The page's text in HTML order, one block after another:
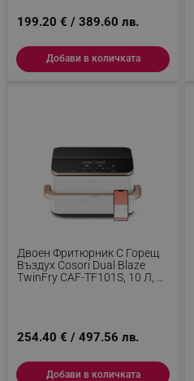
199.20 € / 389.60 лв.
Добави в количката
Двоен Фритюрник С Горещ
Въздух Cosori Dual Blaze
TwinFry CAF-TF101S, 10 Л, 6
254.40 € / 497.56 лв.
Добави в количката